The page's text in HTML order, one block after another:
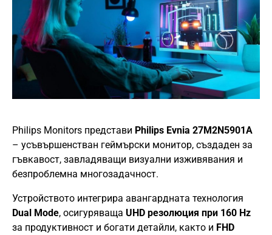
Philips Monitors представи Philips Evnia 27M2N5901A
– усъвършенстван геймърски монитор, създаден за
гъвкавост, завладяващи визуални изживявания и
безпроблемна многозадачност.
Устройството интегрира авангардната технология
Dual Mode, осигуряваща UHD резолюция при 160 Hz
за продуктивност и богати детайли, както и FHD